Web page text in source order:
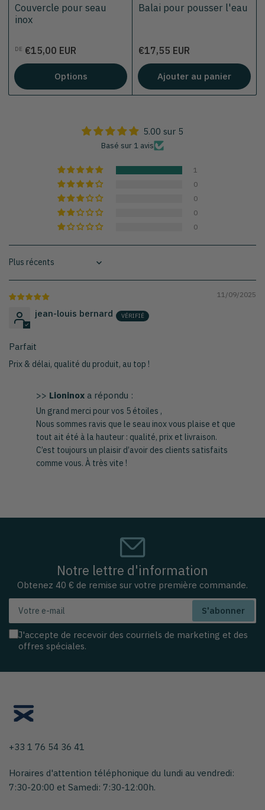
Couvercle pour seau
inox
Prix
DE €15,00 EUR
Options
Balai pour pousser l'eau
Prix
€17,55 EUR
Ajouter au panier
5.00 sur 5
Basé sur 1 avis
1
0
0
0
0
Sort by
11/09/2025
jean-louis bernard
Parfait
Prix & délai, qualité du produit, au top !
>> Lioninox a répondu :
Un grand merci pour vos 5 étoiles ,
Nous sommes ravis que le seau inox vous plaise et que
tout ait été à la hauteur : qualité, prix et livraison.
C’est toujours un plaisir d’avoir des clients satisfaits
comme vous. À très vite !
Notre lettre d'information
Obtenez 40 € de remise sur votre première commande.
mail
S'abonner
J'accepte de recevoir des courriels de marketing et des
offres spéciales.
+33 1 76 54 36 41
Horaires d'attention téléphonique du lundi au vendredi:
7:30-20:00 et Samedi: 7:30-12:00h.